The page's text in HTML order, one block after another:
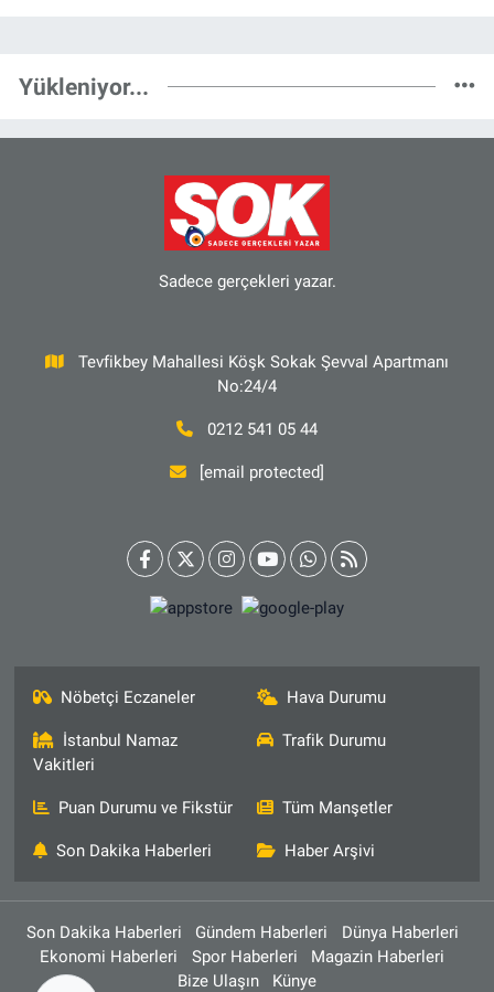
Yükleniyor...
Sadece gerçekleri yazar.
Tevfikbey Mahallesi Köşk Sokak Şevval Apartmanı
No:24/4
0212 541 05 44
[email protected]
Nöbetçi Eczaneler Hava Durumu
İstanbul Namaz
Vakitleri
Trafik Durumu
Puan Durumu ve Fikstür Tüm Manşetler
Son Dakika Haberleri Haber Arşivi
Son Dakika Haberleri Gündem Haberleri
Dünya Haberleri
Ekonomi Haberleri
Spor Haberleri
Magazin Haberleri
Bize Ulaşın
Künye